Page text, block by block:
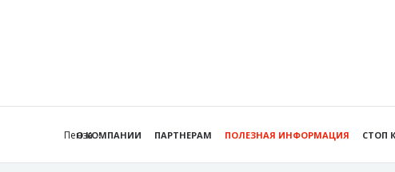
Пенза
О КОМПАНИИ ПАРТНЕРАМ ПОЛЕЗНАЯ ИНФОРМАЦИЯ СТОП